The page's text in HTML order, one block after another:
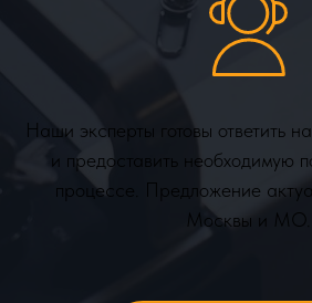
Наши эксперты готовы ответить
и предоставить необходимую
процессе. Предложение
Москвы и МО.